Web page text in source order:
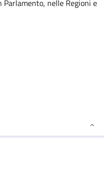
nelle Regioni e